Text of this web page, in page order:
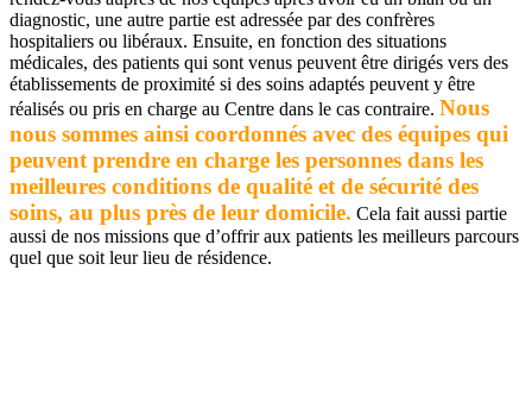
diagnostic, une autre partie est adressée par des confrères
hospitaliers ou libéraux. Ensuite, en fonction des situations
médicales, des patients qui sont venus peuvent être dirigés vers des
établissements de proximité si des soins adaptés peuvent y être
réalisés ou pris en charge au Centre dans le cas contraire. Nous
nous sommes ainsi coordonnés avec des équipes qui
peuvent prendre en charge les personnes dans les
meilleures conditions de qualité et de sécurité des
soins, au plus près de leur domicile. Cela fait aussi partie
aussi de nos missions que d’offrir aux patients les meilleurs parcours
quel que soit leur lieu de résidence.